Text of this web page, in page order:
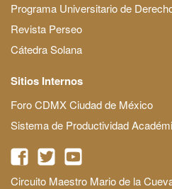
Programa Universitario de
Revista Perseo
Cátedra Solana
Sitios Internos
Foro CDMX Ciudad de México
Sistema de Productividad
Circuito Maestro Mario de la